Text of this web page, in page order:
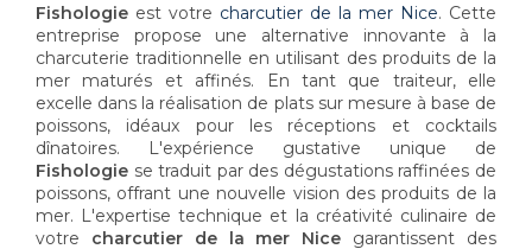
Fishologie est votre charcutier de la mer Nice. Cette
entreprise propose une alternative innovante à la
charcuterie traditionnelle en utilisant des produits de la
mer maturés et affinés. En tant que traiteur, elle
excelle dans la réalisation de plats sur mesure à base de
poissons, idéaux pour les réceptions et cocktails
dînatoires. L'expérience gustative unique de
Fishologie se traduit par des dégustations raffinées de
poissons, offrant une nouvelle vision des produits de la
mer. L'expertise technique et la créativité culinaire de
votre charcutier de la mer Nice garantissent des